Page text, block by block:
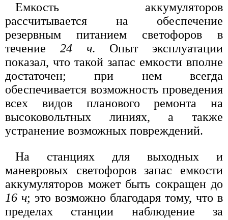
Емкость аккумуляторов
рассчитывается на обеспечение
резервным питанием светофоров в
течение 24 ч. Опыт эксплуатации
показал, что такой запас емкости вполне
достаточен; при нем всегда
обеспечивается возможность проведения
всех видов планового ремонта на
высоковольтных линиях, а также
устранение возможных повреждений.
На станциях для выходных и
маневровых светофоров запас емкости
аккумуляторов может быть сокращен до
16 ч; это возможно благодаря тому, что в
пределах станции наблюдение за